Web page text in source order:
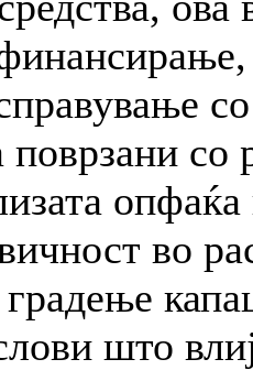
со
во
што